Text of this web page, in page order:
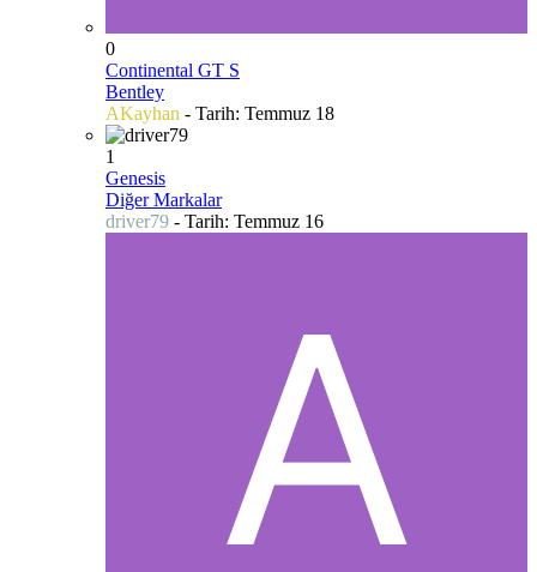
0
Continental GT S
Bentley
AKayhan - Tarih: Temmuz 18
1
Genesis
Diğer Markalar
driver79 - Tarih: Temmuz 16